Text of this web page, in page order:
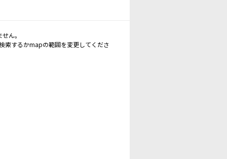
ん。
索するかmapの範囲を変更してくださ